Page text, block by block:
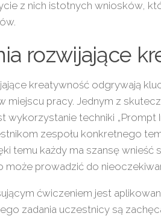
z nich istotnych wniosków,
rozwijające
kreatywność odgrywają
miejscu pracy. Jednym z
wykorzystanie techniki „Prompt
zespołu konkretnego
temu każdy ma szansę wnieść
może prowadzić do
ćwiczeniem jest
zadania uczestnicy są